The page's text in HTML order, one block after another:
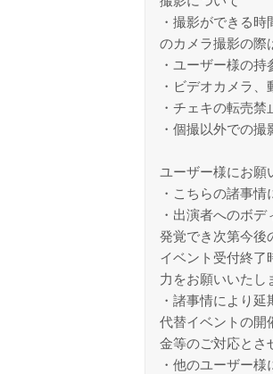
・撮影ができる
のカメラ撮影の際
・ユーザー様の
・ビデオカメラ
・チェキの転売
・個撮以外での撮
ユーザー様にお願
・こちらの諸事
・出演者へのボ
発覚でき次第今後
イベント受付終了
力をお願いいたし
・諸事情により
代替イベントの開
金等のご対応とさ
・他のユーザー